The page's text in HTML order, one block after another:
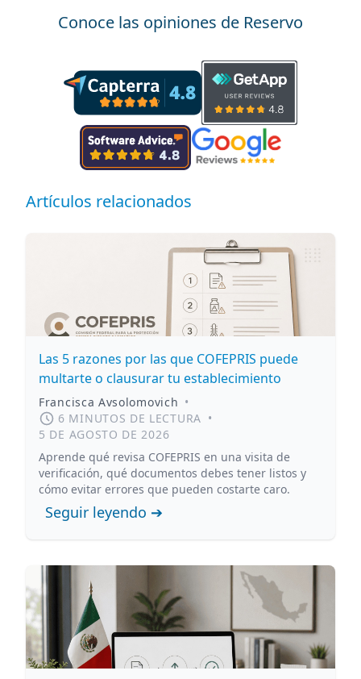
Conoce las opiniones de Reservo
Artículos relacionados
Las 5 razones por las que COFEPRIS puede
multarte o clausurar tu establecimiento
Francisca Avsolomovich •
6 MINUTOS DE LECTURA •
5 DE AGOSTO DE 2026
Aprende qué revisa COFEPRIS en una visita de
verificación, qué documentos debes tener listos y
cómo evitar errores que pueden costarte caro.
Seguir leyendo ➔